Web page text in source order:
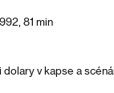
81 min
v kapse a